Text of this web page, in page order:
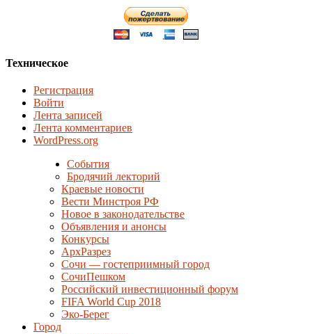
Техническое
Регистрация
Войти
Лента записей
Лента комментариев
WordPress.org
События
Бродячий лекторий
Краевые новости
Вести Минстроя РФ
Новое в законодательстве
Объявления и анонсы
Конкурсы
АрхРазрез
Сочи — гостеприимный город
СочиПешком
Российский инвестиционный форум
FIFA World Cup 2018
Эко-Берег
Город